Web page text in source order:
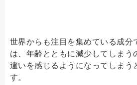
世界からも注目を集めている成分
は、年齢とともに減少してしまう
違いを感じるようになってしまう
す。